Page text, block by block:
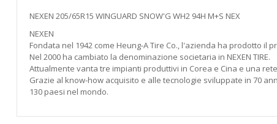
immagini
NEXEN 205/65R15 WINGUARD SNOW'G WH2 94H M+S NEX
NEXEN
Fondata nel 1942 come Heung-A Tire Co., l'azienda ha prodotto il
Nel 2000 ha cambiato la denominazione societaria in NEXEN TIRE.
Attualmente vanta tre impianti produttivi in Corea e Cina e una
Grazie al know-how acquisito e alle tecnologie sviluppate in 70
130 paesi nel mondo.